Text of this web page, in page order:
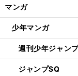
マンガ
少年マンガ
週刊少年ジャン
ジャンプSQ